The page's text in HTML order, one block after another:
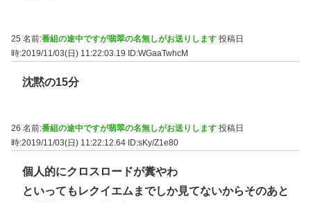
25 名前:番組の途中ですが翡翠の名無しがお送りします 投稿日
時:2019/11/03(日) 11:22:03.19
ID:WGaaTwhcM
沈黙の15分
26 名前:番組の途中ですが翡翠の名無しがお送りします 投稿日
時:2019/11/03(日) 11:22:12.64 ID:sKy/Z1e80
個人的にクロスロードが糞やわ
といってもレクイエムまでしか見てないからそのあと